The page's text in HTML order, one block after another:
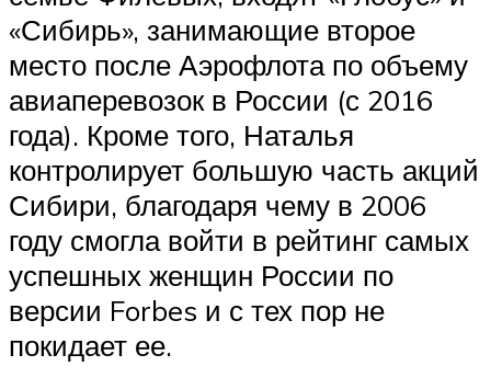
«Сибирь», занимающие второе
место после Аэрофлота по объему
авиаперевозок в России (с 2016
года). Кроме того, Наталья
контролирует большую часть акций
Сибири, благодаря чему в 2006
году смогла войти в рейтинг самых
успешных женщин России по
версии Forbes и с тех пор не
покидает ее.